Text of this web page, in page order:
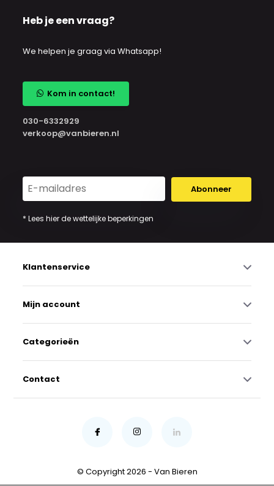
Heb je een vraag?
We helpen je graag via Whatsapp!
Kom in contact!
030-6332929
verkoop@vanbieren.nl
Abonneer
* Lees hier de wettelijke beperkingen
Klantenservice
Mijn account
Categorieën
Contact
© Copyright 2026 - Van Bieren